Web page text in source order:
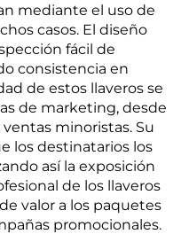
mediante el uso de
casos. El diseño
fácil de
consistencia en
de estos llaveros se
de marketing, desde
minoristas. Su
los destinatarios los
así la exposición
de los llaveros
valor a los paquetes
promocionales.